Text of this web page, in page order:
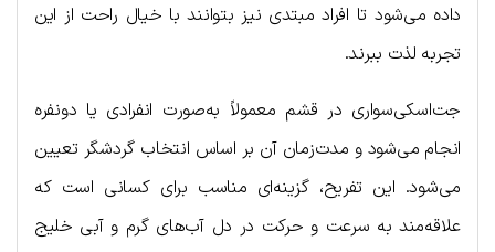
داده می‌شود تا افراد مبتدی نیز بتوانند با خیال راحت از این
تجربه لذت ببرند.
جت‌اسکی‌سواری در قشم معمولاً به‌صورت انفرادی یا دونفره
انجام می‌شود و مدت‌زمان آن بر اساس انتخاب گردشگر تعیین
می‌شود. این تفریح، گزینه‌ای مناسب برای کسانی است که
علاقه‌مند به سرعت و حرکت در دل آب‌های گرم و آبی خلیج